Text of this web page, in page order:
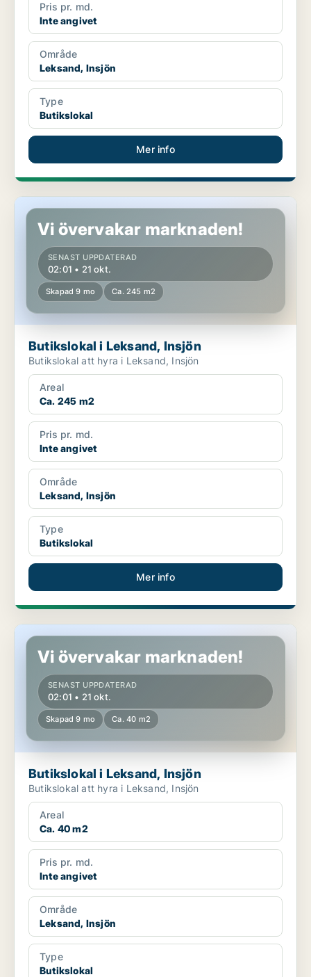
Pris pr. md.
Inte angivet
Område
Leksand, Insjön
Type
Butikslokal
Mer info
Butikslokal i Leksand, Insjön
Vi övervakar marknaden!
SENAST UPPDATERAD
02:01 • 21 okt.
Skapad 9 mo Ca. 245 m2
Butikslokal i Leksand, Insjön
Butikslokal att hyra i Leksand, Insjön
Areal
Ca. 245 m2
Pris pr. md.
Inte angivet
Område
Leksand, Insjön
Type
Butikslokal
Mer info
Butikslokal i Leksand, Insjön
Vi övervakar marknaden!
SENAST UPPDATERAD
02:01 • 21 okt.
Skapad 9 mo Ca. 40 m2
Butikslokal i Leksand, Insjön
Butikslokal att hyra i Leksand, Insjön
Areal
Ca. 40 m2
Pris pr. md.
Inte angivet
Område
Leksand, Insjön
Type
Butikslokal